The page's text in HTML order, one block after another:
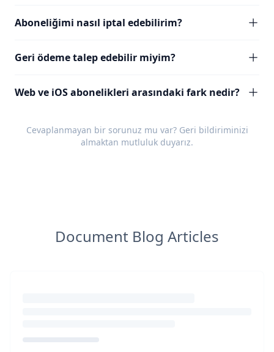
Aboneliğimi nasıl iptal edebilirim?
Geri ödeme talep edebilir miyim?
Web ve iOS abonelikleri arasındaki fark nedir?
Cevaplanmayan bir sorunuz mu var? Geri bildiriminizi
almaktan mutluluk duyarız.
Document Blog Articles